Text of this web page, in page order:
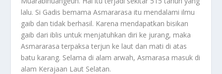
lalu. Si Gadis bemama Asmararasa itu mendalami ilmu
gaib dan tidak berhasil. Karena mendapatkan bisikan
gaib dari iblis untuk menjatuhkan diri ke jurang, maka
Asmararasa terpaksa terjun ke laut dan mati di atas
batu karang. Selama di alam arwah, Asmarasa masuk di
alam Kerajaan Laut Selatan.